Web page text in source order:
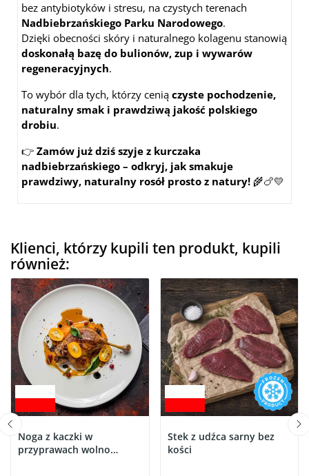
bez antybiotyków i stresu, na czystych terenach
Nadbiebrzańskiego Parku Narodowego.
Dzięki obecności skóry i naturalnego kolagenu stanowią
doskonałą bazę do bulionów, zup i wywarów
regeneracyjnych.
To wybór dla tych, którzy cenią czyste pochodzenie,
naturalny smak i prawdziwą jakość polskiego
drobiu.
👉 Zamów już dziś szyje z kurczaka
nadbiebrzańskiego – odkryj, jak smakuje
prawdziwy, naturalny rosół prosto z natury! 🌾🍗💛
Klienci, którzy kupili ten produkt, kupili
również:
Noga z kaczki w
przyprawach wolno
Stek z udźca sarny bez
kości